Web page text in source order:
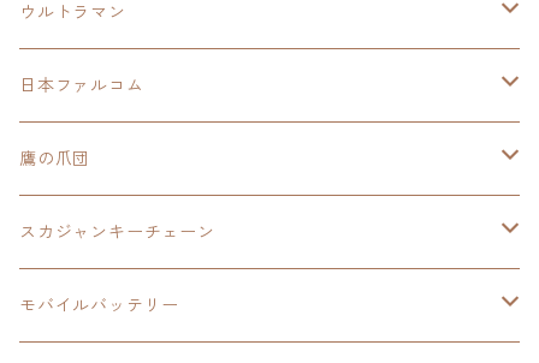
ウルトラマン
モバイルバッテリー
スカジャンキーチェーン
スカジャン
シャツ
日本ファルコム
イースⅧ
モバイルバッテリー
手帳型スマホカバー
東亰ザナドゥ
閃の軌跡Ⅲ
鷹の爪団
モバイルバッテリー
手帳型スマホカバー
スカジャンキーチェーン
ウルトラマンシリーズ
モバイルバッテリー